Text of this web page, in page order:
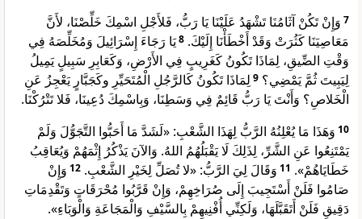
7 وَإِنْ تَكُنْ آثَامُنَا تَشْهَدُ عَلَيْنَا يَا رَبُّ، فَلأَجْلِ اسْمِكَ خَلِّصْنَا، لأَنَّ
مَعَاصِيَنَا كَثُرَتْ وَقَدْ أَخْطَأْنَا إِلَيْكَ. 8يَا رَجَاءَ إِسْرَائِيلَ وَمُخَلِّصَهُ فِي
وَقْتِ الضِّيقِ، لِمَاذَا تَكُونُ كَغَرِيبٍ فِي الأَرْضِ، وَكَعَابِرِ سَبِيلٍ يَمِيلُ
لِيَبِيتَ ثُمَّ يَمْضِي؟ 9 لِمَاذَا تَكُونُ كَالرَّجُلِ الْمُتَحَيِّرِ وكَجَبَّارٍ يَعْجِزُ عَنِ
الْخَلاصِ؟ وَأَنْتَ يَا رَبُّ قَائِمٌ فِي وَسَطِنَا، وَبِاسْمِكَ دُعِينَا، فَلا تَتْرُكْنَا.
10 وَهَذَا مَا يُعْلِنُهُ الرَّبُّ لِهَذَا الشَّعْبِ: «لَشَدَّ مَا أَحَبُّوا التَّجَوُّلَ وَلَمْ
يَمْتَنِعُوا عَنِ الشَّرِّ، لِذَلِكَ لَا يَقْبَلُهُمُ اللهُ. وَالآنَ يَذْكُرُ إِثْمَهُمْ وَيُعَاقِبُ
خَطَايَاهُمْ». 11 وَقَالَ لِيَ الرَّبُّ: «لا تُصَلِّ لِخَيْرِ الشَّعْبِ. 12 وَإِنْ
صَامُوا فَلَنْ أَسْتَجِيبَ إِلَى صُرَاخِهِمْ، وَإِنْ قَرَّبُوا مُحْرَقَاتٍ وَتَقْدِمَاتِ
دَقِيقٍ فَلَنْ أَتَقَبَّلَهَا، وَلَكِنِّي أُفْنِيهِمْ بِالسَّيْفِ وَالْمَجَاعَةِ وَالْوَبَاءِ».